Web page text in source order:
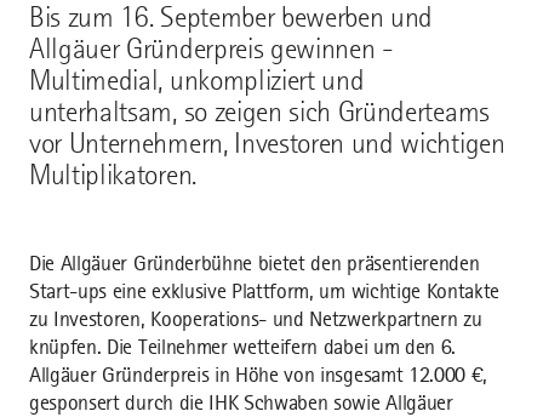
Bis zum 16. September bewerben und
Allgäuer Gründerpreis gewinnen -
Multimedial, unkompliziert und
unterhaltsam, so zeigen sich Gründerteams
vor Unternehmern, Investoren und wichtigen
Multiplikatoren.
Die Allgäuer Gründerbühne bietet den präsentierenden
Start-ups eine exklusive Plattform, um wichtige Kontakte
zu Investoren, Kooperations- und Netzwerkpartnern zu
knüpfen. Die Teilnehmer wetteifern dabei um den 6.
Allgäuer Gründerpreis in Höhe von insgesamt 12.000 €,
gesponsert durch die IHK Schwaben sowie Allgäuer